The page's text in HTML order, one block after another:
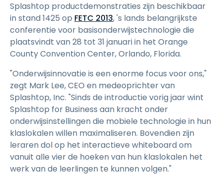
Splashtop productdemonstraties zijn beschikbaar
in stand 1425 op FETC 2013, 's lands belangrijkste
conferentie voor basisonderwijstechnologie die
plaatsvindt van 28 tot 31 januari in het Orange
County Convention Center, Orlando, Florida.
"Onderwijsinnovatie is een enorme focus voor ons,"
zegt Mark Lee, CEO en medeoprichter van
Splashtop, Inc. "Sinds de introductie vorig jaar wint
Splashtop for Business aan kracht onder
onderwijsinstellingen die mobiele technologie in hun
klaslokalen willen maximaliseren. Bovendien zijn
leraren dol op het interactieve whiteboard om
vanuit alle vier de hoeken van hun klaslokalen het
werk van de leerlingen te kunnen volgen."